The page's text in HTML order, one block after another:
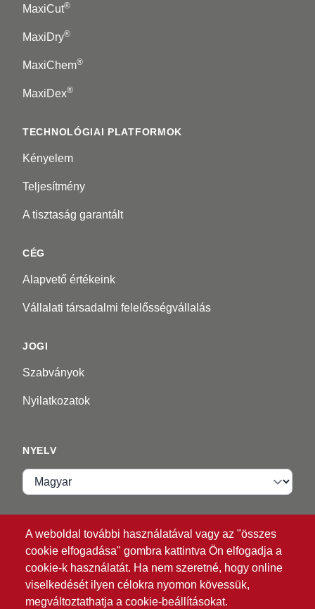
MaxiCut®
MaxiDry®
MaxiChem®
MaxiDex®
TECHNOLÓGIAI PLATFORMOK
Kényelem
Teljesítmény
A tisztaság garantált
CÉG
Alapvető értékeink
Vállalati társadalmi felelősségvállalás
JOGI
Szabványok
Nyilatkozatok
A weboldal további használatával vagy az "összes
cookie elfogadása" gombra kattintva Ön elfogadja a
cookie-k használatát. Ha nem szeretné, hogy online
viselkedését ilyen célokra nyomon kövessük,
megváltoztathatja a cookie-beállításokat.
NYELV
Nyelv
Bejelentkezés